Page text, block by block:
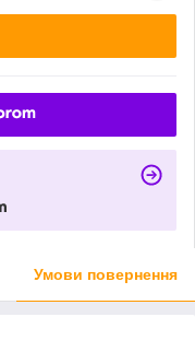
Умови повернення